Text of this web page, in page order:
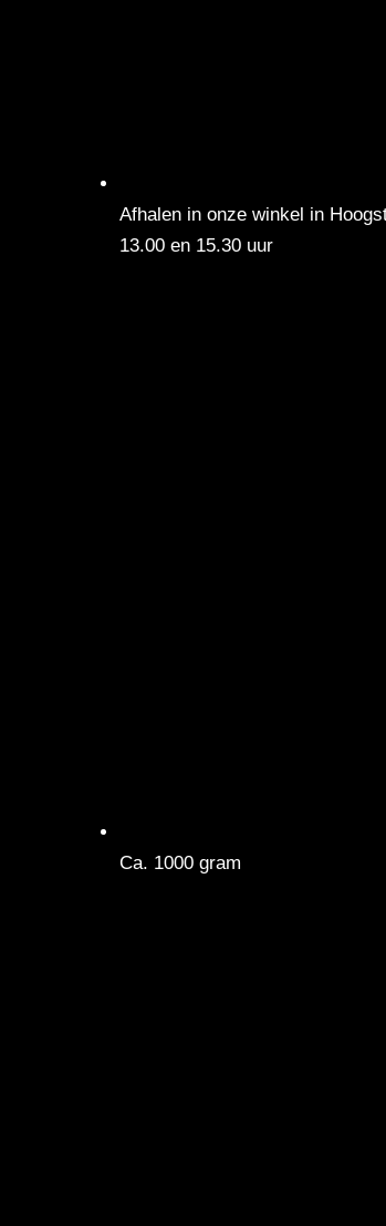
Afhalen in onze winkel in
13.00 en 15.30 uur
Ca. 1000 gram